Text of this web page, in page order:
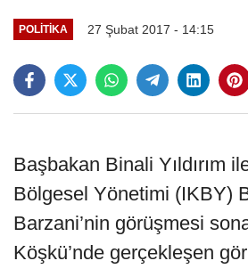
POLITIKA 27 Şubat 2017 - 14:15
Başbakan Binali Yıldırım
Bölgesel Yönetimi (IKBY)
Barzani’nin görüşmesi
Köşkü’nde gerçekleşen